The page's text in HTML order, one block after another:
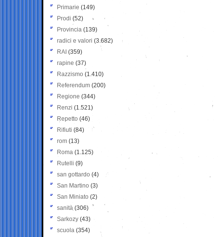
Primarie (149)
Prodi (52)
Provincia (139)
radici e valori (3.682)
RAI (359)
rapine (37)
Razzismo (1.410)
Referendum (200)
Regione (344)
Renzi (1.521)
Repetto (46)
Rifiuti (84)
rom (13)
Roma (1.125)
Rutelli (9)
san gottardo (4)
San Martino (3)
San Miniato (2)
sanità (306)
Sarkozy (43)
scuola (354)